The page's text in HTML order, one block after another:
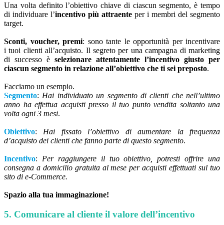
Una volta definito l’obiettivo chiave di ciascun segmento, è tempo
di individuare l’incentivo più attraente per i membri del segmento
target.
Sconti, voucher, premi: sono tante le opportunità per incentivare
i tuoi clienti all’acquisto. Il segreto per una campagna di marketing
di successo è selezionare attentamente l’incentivo giusto per
ciascun segmento in relazione all’obiettivo che ti sei preposto.
Facciamo un esempio.
Segmento: Hai individuato un segmento di clienti che nell’ultimo
anno ha effettua acquisti presso il tuo punto vendita soltanto una
volta ogni 3 mesi.
Obiettivo: Hai fissato l’obiettivo di aumentare la frequenza
d’acquisto dei clienti che fanno parte di questo segmento.
Incentivo: Per raggiungere il tuo obiettivo, potresti offrire una
consegna a domicilio gratuita al mese per acquisti effettuati sul tuo
sito di e-Commerce.
Spazio alla tua immaginazione!
5. Comunicare al cliente il valore dell’incentivo